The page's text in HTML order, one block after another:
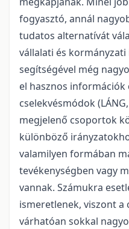
fogyasztó, annál
tudatos alternatívát
vállalati és
segítségével még
el hasznos információk
cselekvésmódok
megjelenő csoportok
különböző
valamilyen formában
tevékenységben vagy
vannak. Számukra
ismeretlenek, viszont a
várhatóan sokkal